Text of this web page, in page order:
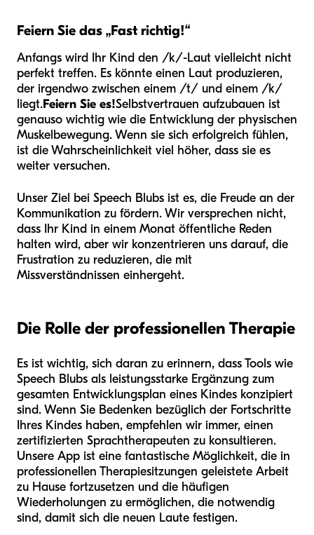
Feiern Sie das „Fast richtig!“
Anfangs wird Ihr Kind den /k/-Laut vielleicht nicht
perfekt treffen. Es könnte einen Laut produzieren,
der irgendwo zwischen einem /t/ und einem /k/
liegt.Feiern Sie es!Selbstvertrauen aufzubauen ist
genauso wichtig wie die Entwicklung der physischen
Muskelbewegung. Wenn sie sich erfolgreich fühlen,
ist die Wahrscheinlichkeit viel höher, dass sie es
weiter versuchen.
Unser Ziel bei Speech Blubs ist es, die Freude an der
Kommunikation zu fördern. Wir versprechen nicht,
dass Ihr Kind in einem Monat öffentliche Reden
halten wird, aber wir konzentrieren uns darauf, die
Frustration zu reduzieren, die mit
Missverständnissen einhergeht.
Die Rolle der professionellen Therapie
Es ist wichtig, sich daran zu erinnern, dass Tools wie
Speech Blubs als leistungsstarke Ergänzung zum
gesamten Entwicklungsplan eines Kindes konzipiert
sind. Wenn Sie Bedenken bezüglich der Fortschritte
Ihres Kindes haben, empfehlen wir immer, einen
zertifizierten Sprachtherapeuten zu konsultieren.
Unsere App ist eine fantastische Möglichkeit, die in
professionellen Therapiesitzungen geleistete Arbeit
zu Hause fortzusetzen und die häufigen
Wiederholungen zu ermöglichen, die notwendig
sind, damit sich die neuen Laute festigen.